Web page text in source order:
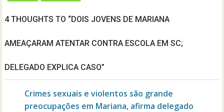
4 THOUGHTS TO “DOIS JOVENS DE MARIANA
AMEAÇARAM ATENTAR CONTRA ESCOLA EM SC;
DELEGADO EXPLICA CASO”
Crimes sexuais e violentos são grande
preocupações em Mariana, afirma delegado